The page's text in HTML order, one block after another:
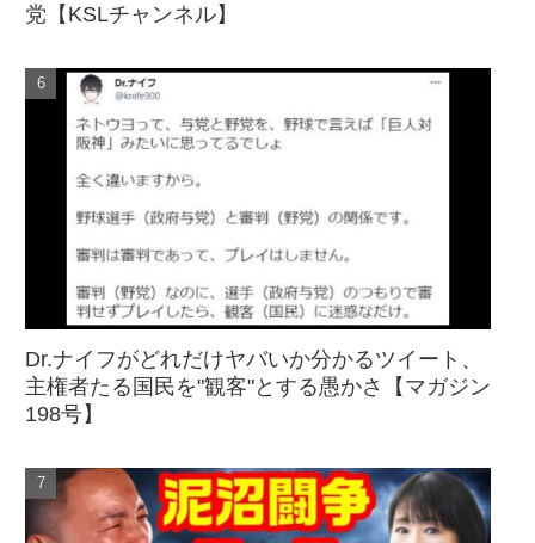
党【KSLチャンネル】
Dr.ナイフがどれだけヤバいか分かるツイート、
主権者たる国民を"観客"とする愚かさ【マガジン
198号】